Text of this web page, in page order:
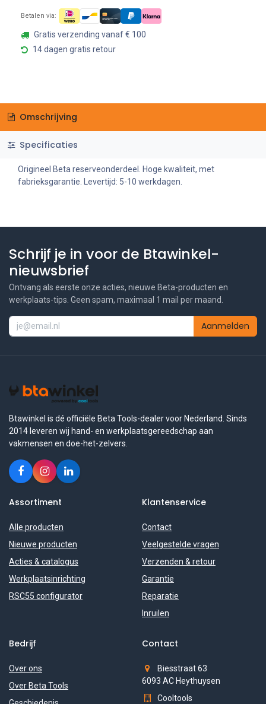
Betalen via:
Gratis verzending vanaf € 100
14 dagen gratis retour
Omschrijving
Specificaties
Origineel Beta reserveonderdeel. Hoge kwaliteit, met
fabrieksgarantie. Levertijd: 5-10 werkdagen.
Schrijf je in voor de Btawinkel-
nieuwsbrief
Ontvang als eerste onze acties, nieuwe Beta-producten en
werkplaats-tips. Geen spam, maximaal 1 mail per maand.
Aanmelden
Btawinkel is dé officiële Beta Tools-dealer voor Nederland. Sinds
2014 leveren wij hand- en werkplaatsgereedschap aan
vakmensen en doe-het-zelvers.
Assortiment
Alle producten
Nieuwe producten
Acties & catalogus
Werkplaatsinrichting
RSC55 configurator
Klantenservice
Contact
Veelgestelde vragen
Verzenden & retour
Garantie
Reparatie
Inruilen
Bedrijf
Over ons
Over Beta Tools
Contact
Biesstraat 63
6093 AC Heythuysen
Cooltools